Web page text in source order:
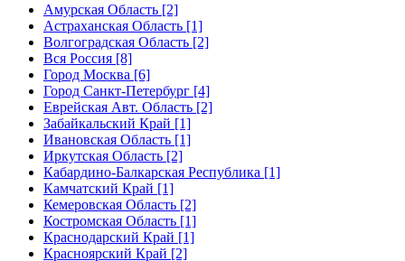
Амурская Область [2]
Астраханская Область [1]
Волгоградская Область [2]
Вся Россия [8]
Город Москва [6]
Город Санкт-Петербург [4]
Еврейская Авт. Область [2]
Забайкальский Край [1]
Ивановская Область [1]
Иркутская Область [2]
Кабардино-Балкарская Республика [1]
Камчатский Край [1]
Кемеровская Область [2]
Костромская Область [1]
Краснодарский Край [1]
Красноярский Край [2]